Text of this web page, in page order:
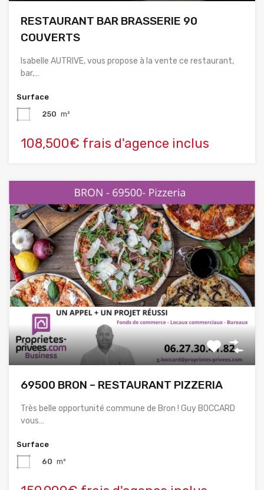
RESTAURANT BAR BRASSERIE 90
COUVERTS
Isabelle AUTRIVE, vous propose à la vente ce restaurant,
bar,…
Surface
250 m²
108,500€ frais d'agence inclus
69500 BRON – RESTAURANT PIZZERIA
Très belle opportunité commune de Bron ! Guy BOCCARD
vous…
Surface
60 m²